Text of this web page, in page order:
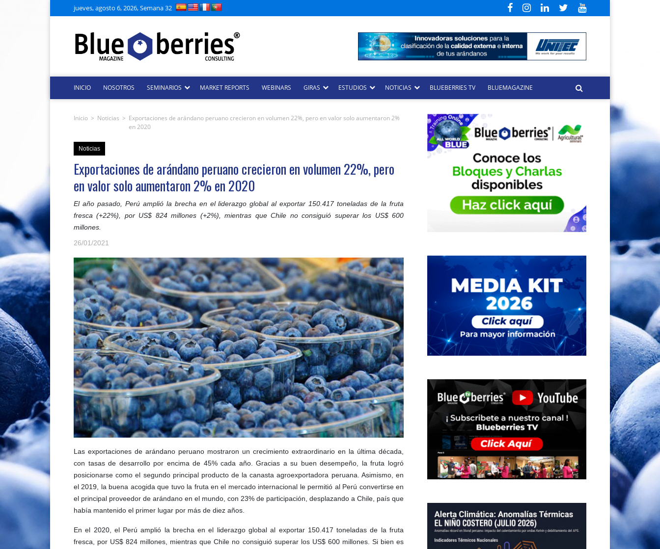
jueves, agosto 6, 2026, Semana 32
INICIO NOSOTROS SEMINARIOS MARKET REPORTS WEBINARS GIRAS ESTUDIOS NOTICIAS BLUEBERRIES TV BLUEMAGAZINE
Inicio > Noticias > Exportaciones de arándano peruano crecieron en volumen 22%, pero en valor solo aumentaron 2%
en 2020
Noticias
Exportaciones de arándano peruano crecieron en volumen 22%, pero
en valor solo aumentaron 2% en 2020
El año pasado, Perú amplió la brecha en el liderazgo global al exportar 150.417 toneladas de la fruta
fresca (+22%), por US$ 824 millones (+2%), mientras que Chile no consiguió superar los US$ 600
millones.
26/01/2021
Las exportaciones de arándano peruano mostraron un crecimiento extraordinario en la última década,
con tasas de desarrollo por encima de 45% cada año. Gracias a su buen desempeño, la fruta logró
posicionarse como el segundo principal producto de la canasta agroexportadora peruana. Asimismo, en
el 2019, la buena acogida que tuvo la fruta en el mercado internacional le permitió al Perú convertirse en
el principal proveedor de arándano en el mundo, con 23% de participación, desplazando a Chile, país que
había mantenido el primer lugar por más de diez años.
En el 2020, el Perú amplió la brecha en el liderazgo global al exportar 150.417 toneladas de la fruta
fresca, por US$ 824 millones, mientras que Chile no consiguió superar los US$ 600 millones. Si bien es